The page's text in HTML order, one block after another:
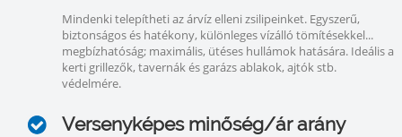
Mindenki telepítheti az árvíz elleni zsilipeinket. Egyszerű,
biztonságos és hatékony, különleges vízálló tömítésekkel...
megbízhatóság; maximális, ütéses hullámok hatására. Ideális a
kerti grillezők, tavernák és garázs ablakok, ajtók stb.
védelmére.
Versenyképes minőség/ár arány